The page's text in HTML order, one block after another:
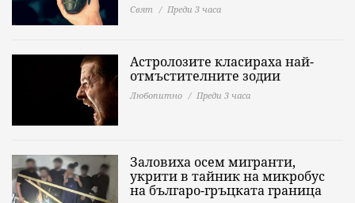
Свят Преди 3 часа
Астролозите класираха най-
отмъстителните зодии
Любопитно Преди 3 часа
Заловиха осем мигранти,
укрити в тайник на микробус
на българо-гръцката граница